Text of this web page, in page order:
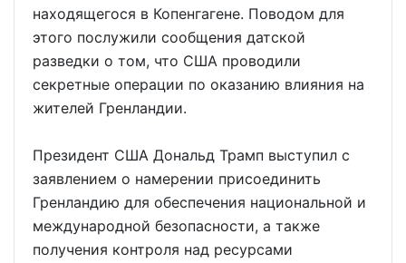
находящегося в Копенгагене. Поводом для
этого послужили сообщения датской
разведки о том, что США проводили
секретные операции по оказанию влияния на
жителей Гренландии.
Президент США Дональд Трамп выступил с
заявлением о намерении присоединить
Гренландию для обеспечения национальной и
международной безопасности, а также
получения контроля над ресурсами